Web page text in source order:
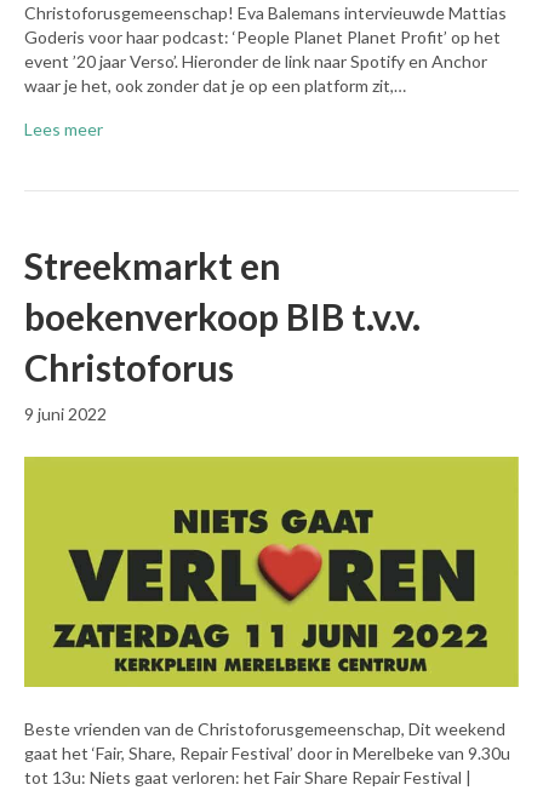
Christoforusgemeenschap! Eva Balemans intervieuwde Mattias
Goderis voor haar podcast: ‘People Planet Planet Profit’ op het
event ’20 jaar Verso’. Hieronder de link naar Spotify en Anchor
waar je het, ook zonder dat je op een platform zit,…
Lees meer
Streekmarkt en
boekenverkoop BIB t.v.v.
Christoforus
9 juni 2022
Beste vrienden van de Christoforusgemeenschap, Dit weekend
gaat het ‘Fair, Share, Repair Festival’ door in Merelbeke van 9.30u
tot 13u: Niets gaat verloren: het Fair Share Repair Festival |